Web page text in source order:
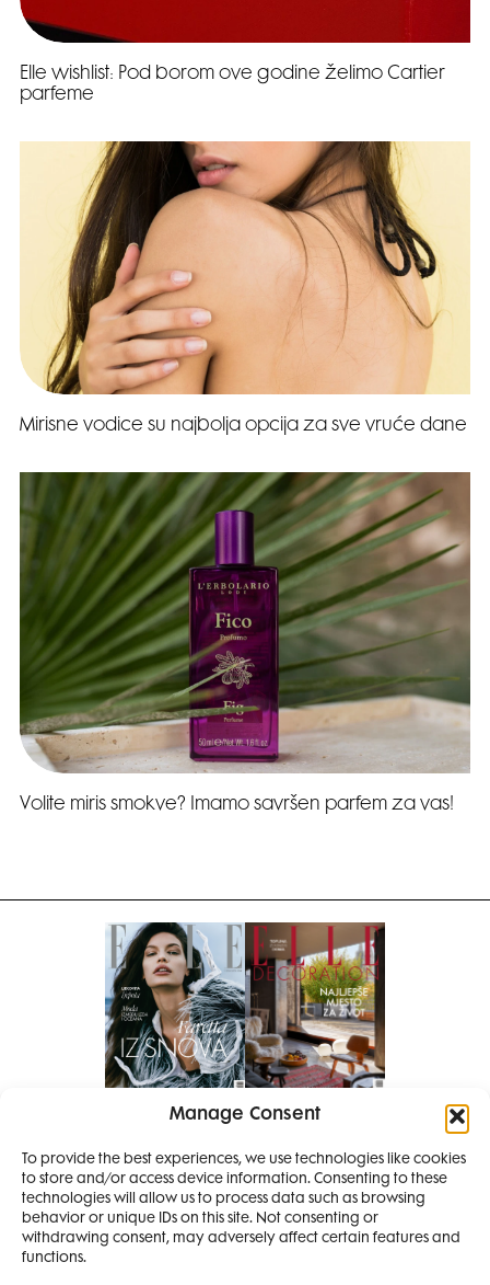
Manage Consent
To provide the best experiences, we use technologies like cookies
to store and/or access device information. Consenting to these
technologies will allow us to process data such as browsing
behavior or unique IDs on this site. Not consenting or
withdrawing consent, may adversely affect certain features and
functions.
Elle wishlist: Pod borom ove godine želimo Cartier
parfeme
Mirisne vodice su najbolja opcija za sve vruće dane
Volite miris smokve? Imamo savršen parfem za vas!
Pretplati se na časopis
PRETPLATITE SE
SMANJI
4 IZDANJA